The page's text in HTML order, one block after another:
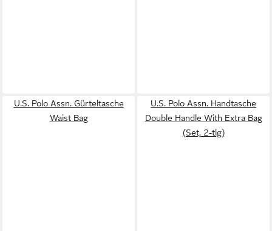
U.S. Polo Assn. Gürteltasche
Waist Bag
U.S. Polo Assn. Handtasche
Double Handle With Extra Bag
(Set, 2-tlg)